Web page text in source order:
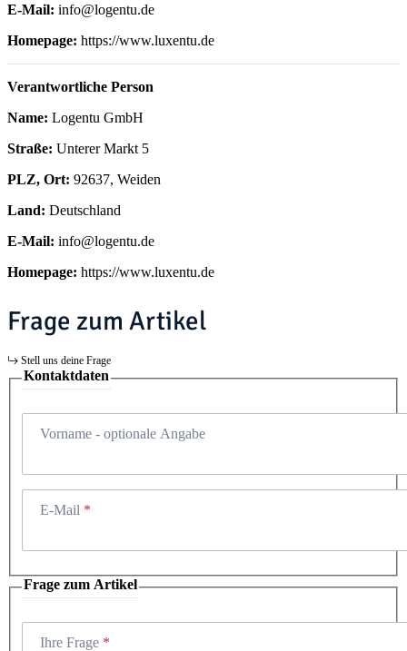
E-Mail: info@logentu.de
Homepage: https://www.luxentu.de
Verantwortliche Person
Name: Logentu GmbH
Straße: Unterer Markt 5
PLZ, Ort: 92637, Weiden
Land: Deutschland
E-Mail: info@logentu.de
Homepage: https://www.luxentu.de
Frage zum Artikel
Stell uns deine Frage
Kontaktdaten
Vorname - optionale Angabe
E-Mail
Frage zum Artikel
Ihre Frage